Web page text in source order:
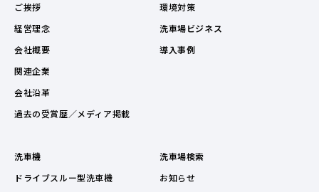
ご挨拶
経営理念
会社概要
関連企業
会社沿革
過去の受賞歴／メディア掲載
環境対策
洗車場ビジネス
導入事例
洗車機
ドライブスルー型洗車機
洗車場検索
お知らせ